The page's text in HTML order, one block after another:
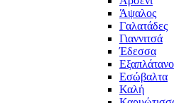
Άψαλος
Γαλατάδες
Γιαννιτσά
Έδεσσα
Εσώβαλτα
Καλή